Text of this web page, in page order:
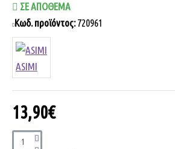
13,90€
ΣΕ ΑΠΌΘΕΜΑ
Κωδ. προϊόντος: 720961
ASIMI